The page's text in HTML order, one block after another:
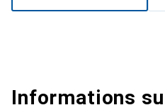
Informations